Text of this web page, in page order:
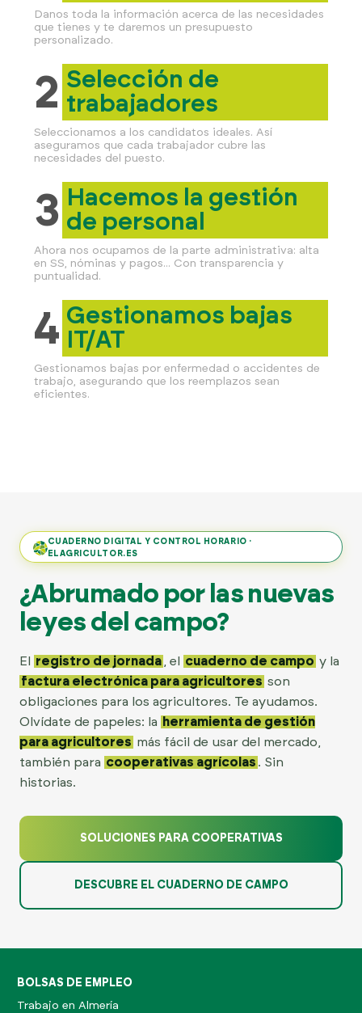
Danos toda la información acerca de las necesidades
que tienes y te daremos un presupuesto
personalizado.
2 Selección de
trabajadores
Seleccionamos a los candidatos ideales. Así
aseguramos que cada trabajador cubre las
necesidades del puesto.
3 Hacemos la gestión
de personal
Ahora nos ocupamos de la parte administrativa: alta
en SS, nóminas y pagos... Con transparencia y
puntualidad.
4 Gestionamos bajas
IT/AT
Gestionamos bajas por enfermedad o accidentes de
trabajo, asegurando que los reemplazos sean
eficientes.
CUADERNO DIGITAL Y CONTROL HORARIO ·
ELAGRICULTOR.ES
¿Abrumado por las nuevas
leyes del campo?
El registro de jornada , el cuaderno de campo y la
factura electrónica para agricultores son
obligaciones para los agricultores. Te ayudamos.
Olvídate de papeles: la
herramienta de gestión
para agricultores más fácil de usar del mercado,
también para cooperativas agrícolas . Sin
historias.
SOLUCIONES PARA COOPERATIVAS
DESCUBRE EL CUADERNO DE CAMPO
BOLSAS DE EMPLEO
Trabajo en Almería